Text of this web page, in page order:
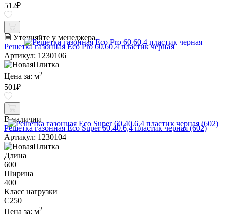
512₽
Уточняйте у менеджера
Решетка газонная Eco Pro 60.60.4 пластик черная
Артикул: 1230106
Цена за: м2
501₽
В наличии
Решетка газонная Eco Super 60.40.6,4 пластик черная (602)
Артикул: 1230104
Длина
600
Ширина
400
Класс нагрузки
C250
Цена за: м2